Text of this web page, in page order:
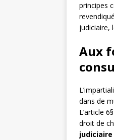
principes
judiciaire,
Aux
dans de
L’article
droit de
judiciaire